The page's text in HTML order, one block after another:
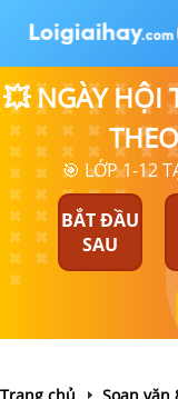
💥 NGÀY HỘI
🎯 LỚP 1-12
BẮT ĐẦU
SAU